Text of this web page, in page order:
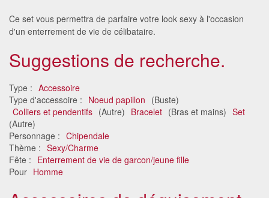
Ce set vous permettra de parfaire votre look sexy à l'occasion
d'un enterrement de vie de célibataire.
Suggestions de recherche.
Type : Accessoire
Type d'accessoire : Noeud papillon (Buste)
Colliers et pendentifs (Autre) Bracelet (Bras et mains) Set
(Autre)
Personnage : Chipendale
Thème : Sexy/Charme
Fête : Enterrement de vie de garcon/jeune fille
Pour Homme